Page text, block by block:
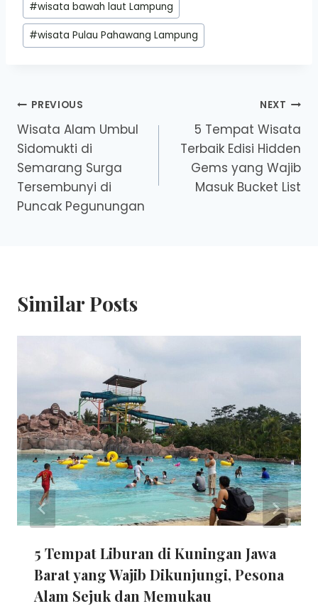
#wisata bawah laut Lampung
#wisata Pulau Pahawang Lampung
Post
navigation
PREVIOUS
Wisata Alam Umbul
Sidomukti di
Semarang Surga
Tersembunyi di
Puncak Pegunungan
NEXT
5 Tempat Wisata
Terbaik Edisi Hidden
Gems yang Wajib
Masuk Bucket List
Similar Posts
5 Tempat Liburan di Kuningan Jawa
Barat yang Wajib Dikunjungi, Pesona
Alam Sejuk dan Memukau